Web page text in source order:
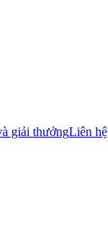
giải thưởngLiên hệ